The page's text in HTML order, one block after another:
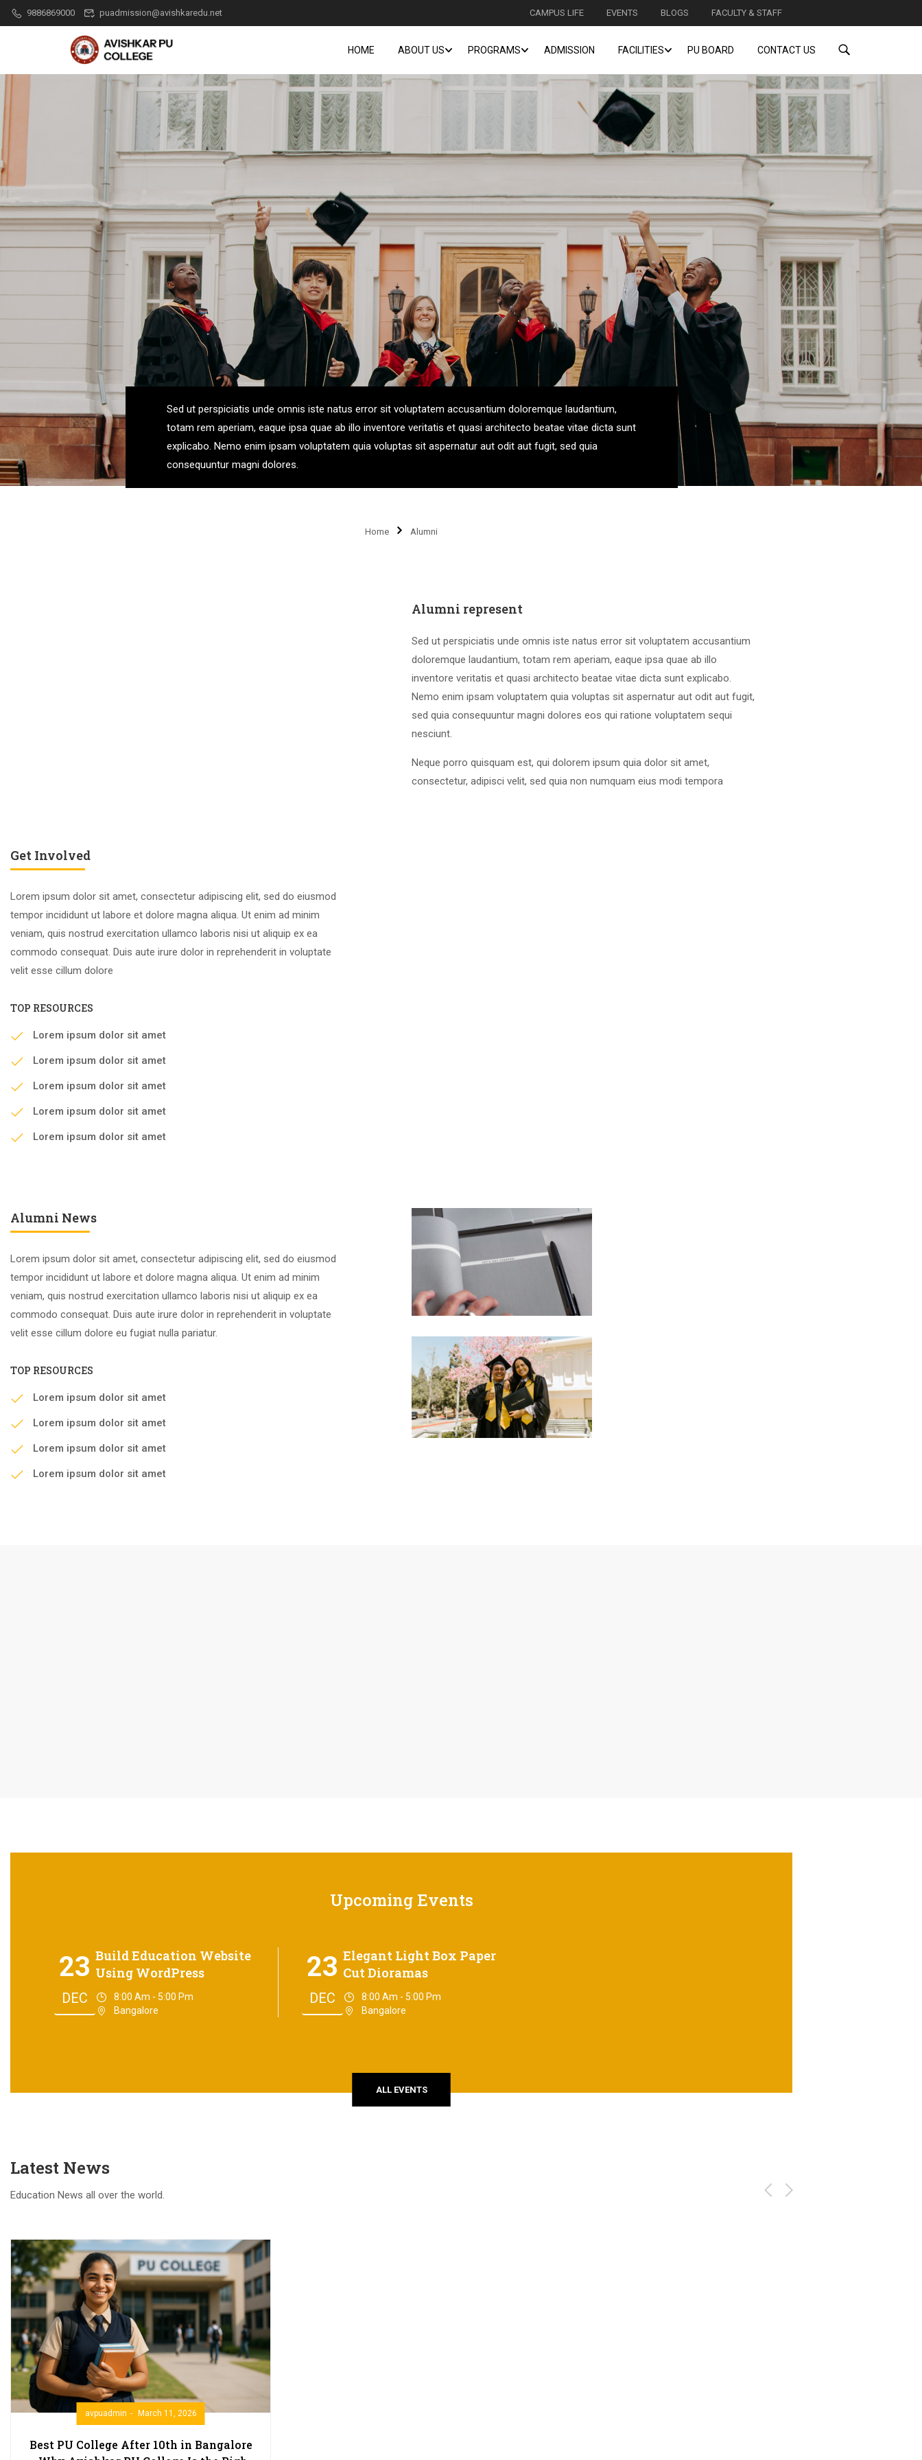
9886869000 puadmission@avishkaredu.net CAMPUS LIFE EVENTS BLOGS FACULTY & STAFF
HOME ABOUT US PROGRAMS ADMISSION FACILITIES PU BOARD CONTACT US
Sed ut perspiciatis unde omnis iste natus error sit voluptatem accusantium doloremque laudantium,
totam rem aperiam, eaque ipsa quae ab illo inventore veritatis et quasi architecto beatae vitae dicta sunt
explicabo. Nemo enim ipsam voluptatem quia voluptas sit aspernatur aut odit aut fugit, sed quia
consequuntur magni dolores.
Home Alumni
Alumni represent
Sed ut perspiciatis unde omnis iste natus error sit voluptatem accusantium
doloremque laudantium, totam rem aperiam, eaque ipsa quae ab illo
inventore veritatis et quasi architecto beatae vitae dicta sunt explicabo.
Nemo enim ipsam voluptatem quia voluptas sit aspernatur aut odit aut fugit,
sed quia consequuntur magni dolores eos qui ratione voluptatem sequi
nesciunt.
Neque porro quisquam est, qui dolorem ipsum quia dolor sit amet,
consectetur, adipisci velit, sed quia non numquam eius modi tempora
Get Involved
Lorem ipsum dolor sit amet, consectetur adipiscing elit, sed do eiusmod
tempor incididunt ut labore et dolore magna aliqua. Ut enim ad minim
veniam, quis nostrud exercitation ullamco laboris nisi ut aliquip ex ea
commodo consequat. Duis aute irure dolor in reprehenderit in voluptate
velit esse cillum dolore
TOP RESOURCES
Lorem ipsum dolor sit amet
Lorem ipsum dolor sit amet
Lorem ipsum dolor sit amet
Lorem ipsum dolor sit amet
Lorem ipsum dolor sit amet
Alumni News
Lorem ipsum dolor sit amet, consectetur adipiscing elit, sed do eiusmod
tempor incididunt ut labore et dolore magna aliqua. Ut enim ad minim
veniam, quis nostrud exercitation ullamco laboris nisi ut aliquip ex ea
commodo consequat. Duis aute irure dolor in reprehenderit in voluptate
velit esse cillum dolore eu fugiat nulla pariatur.
TOP RESOURCES
Lorem ipsum dolor sit amet
Lorem ipsum dolor sit amet
Lorem ipsum dolor sit amet
Lorem ipsum dolor sit amet
Upcoming Events
23
DEC
Build Education Website
Using WordPress
8:00 Am - 5:00 Pm
Bangalore
23
DEC
Elegant Light Box Paper
Cut Dioramas
8:00 Am - 5:00 Pm
Bangalore
ALL EVENTS
Latest News
Education News all over the world.
avpuadmin March 11, 2026
Best PU College After 10th in Bangalore